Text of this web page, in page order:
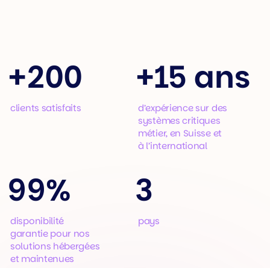
+200
clients satisfaits
+15 ans
d’expérience sur des
systèmes critiques
métier, en Suisse et
à l’international
99%
disponibilité
garantie pour nos
solutions hébergées
et maintenues
3
pays